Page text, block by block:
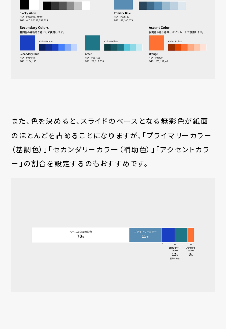
また、色を決めると、スライドのベースとなる無彩色が紙面
のほとんどを占めることになりますが、「プライマリーカラー
（基調色）」「セカンダリーカラー（補助色）」「アクセントカラ
ー」の割合を設定するのもおすすめです。